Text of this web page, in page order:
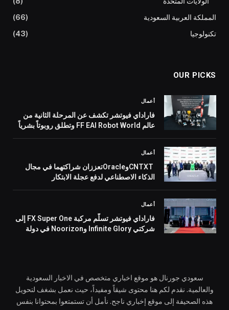
المملكة العربية السعودية
(66)
تكنولوجيا
(43)
OUR PICKS
أعمال
فاراداي فيوتشر تكشف عن المرحلة الثانية من
عالم FF EAI Robot World وتطلق روبوتاً بشرياً
أعمال
CNTXTوOracleتعززان شراكتهما في مجال
الذكاء الاصطناعي لدفع عجلة الابتكار
أعمال
فاراداي فيوتشر تسلّم مركبة FX Super One إلى
شركتي Infinite Glory وNoorizon في دولة
سعودي جورنال هو موقع اخباري متخصص في الاخبار السعودية
والعالمية. نقدم لكم هنا محتوى شيقاً ومفيداً، حيث نعمل بشغف لتحويل
هذه الصحيفة إلى موقع إخباري ناجح. نأمل أن تستمتعوا بمحتوانا بنفس